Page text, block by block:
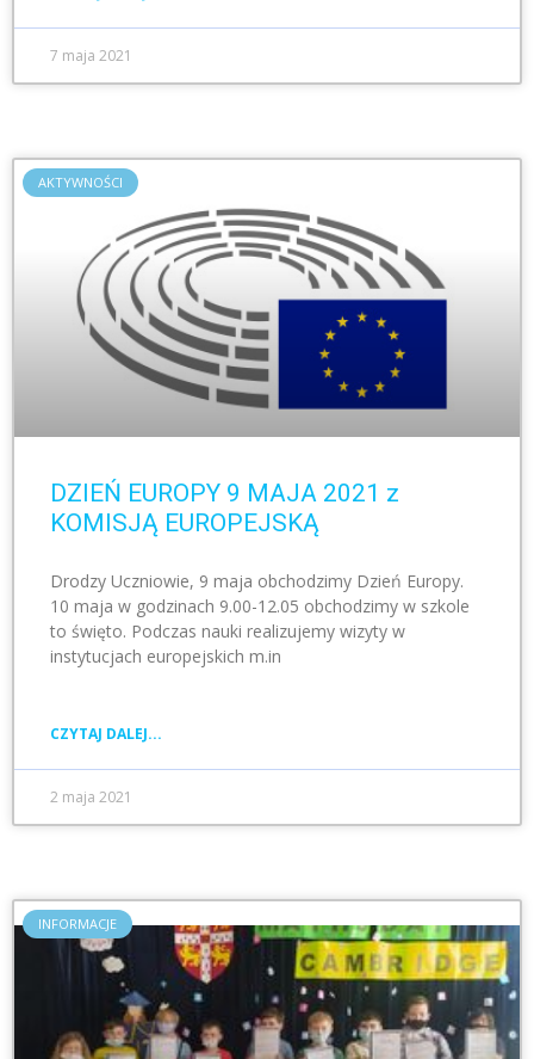
7 maja 2021
AKTYWNOŚCI
DZIEŃ EUROPY 9 MAJA 2021 z
KOMISJĄ EUROPEJSKĄ
Drodzy Uczniowie, 9 maja obchodzimy Dzień Europy.
10 maja w godzinach 9.00-12.05 obchodzimy w szkole
to święto. Podczas nauki realizujemy wizyty w
instytucjach europejskich m.in
CZYTAJ DALEJ...
2 maja 2021
INFORMACJE